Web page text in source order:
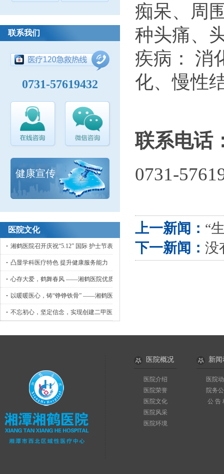
联系我们
0731-57619432
健康宣传
医院文化
湘鹤医院召开庆祝“5.12” 国际 护士节表彰大会
凸显学科医疗特色 提升健康服务能力
心存大爱，鹤舞春风 ——湘鹤医院优质护理工作侧记
以暖暖医心，铸“铮铮铁骨” ——湘鹤医院骨外科小记
不忘初心，坚定信念，实现创建二甲医院目标
痴呆、周
种头痛、
疾病： 消
化、慢性
联系电话
0731-
上一新闻： “
下一新闻： 没
医院概况
医院介绍
医院荣誉
医院文化
医院风采
医院环境
新
医院
院务
公 告